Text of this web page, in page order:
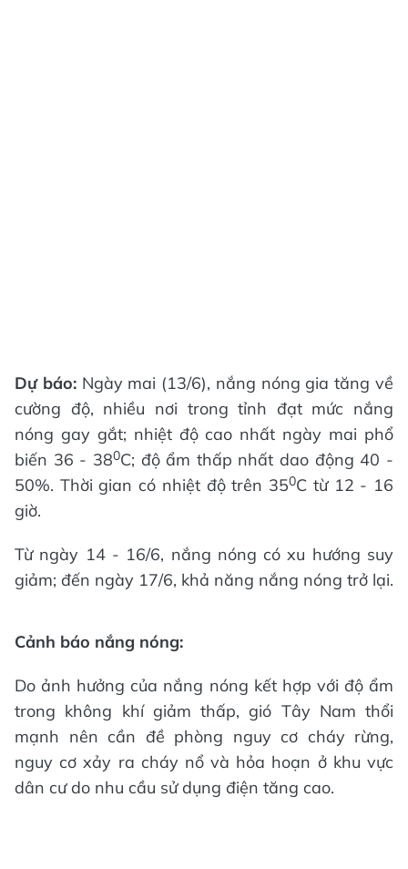
Dự báo:Ngày mai (13/6), nắng nóng gia tăng về
cường độ, nhiều nơi trong tỉnh đạt mức nắng
nóng gay gắt; nhiệt độ cao nhất ngày mai phổ
biến 36 - 380C; độ ẩm thấp nhất dao động 40 -
50%. Thời gian có nhiệt độ trên 350C từ 12 - 16
giờ.
Từ ngày 14 - 16/6, nắng nóng có xu hướng suy
giảm; đến ngày 17/6, khả năng nắng nóng trở lại.
Cảnh báo nắng nóng:
Do ảnh hưởng của nắng nóng kết hợp với độ ẩm
trong không khí giảm thấp, gió Tây Nam thổi
mạnh nên cần đề phòng nguy cơ cháy rừng,
nguy cơ xảy ra cháy nổ và hỏa hoạn ở khu vực
dân cư do nhu cầu sử dụng điện tăng cao.